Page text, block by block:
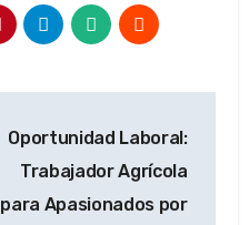
Oportunidad Laboral:
Trabajador Agrícola
para Apasionados por